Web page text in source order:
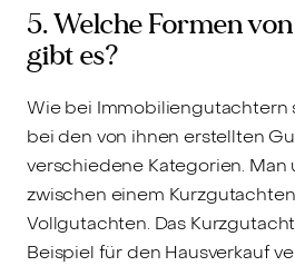
5. Welche Formen
gibt es?
Wie bei Immobiliengutachtern
bei den von ihnen erstellten
verschiedene Kategorien.
zwischen einem
Vollgutachten. Das
Beispiel für den Hausverkauf